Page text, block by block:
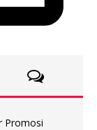
Promosi